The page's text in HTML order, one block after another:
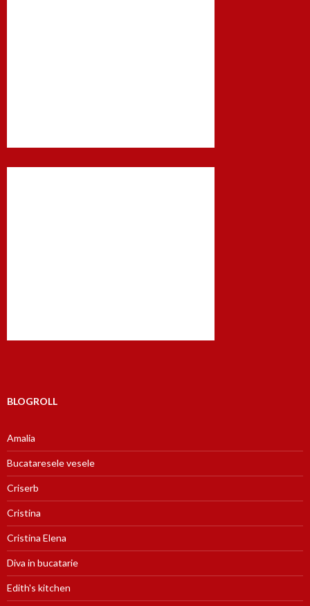
BLOGROLL
Amalia
Bucataresele vesele
Criserb
Cristina
Cristina Elena
Diva in bucatarie
Edith's kitchen